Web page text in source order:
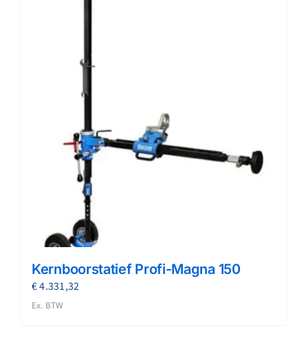
Kernboorstatief Profi-Magna 150
€4.331,32
Ex. BTW